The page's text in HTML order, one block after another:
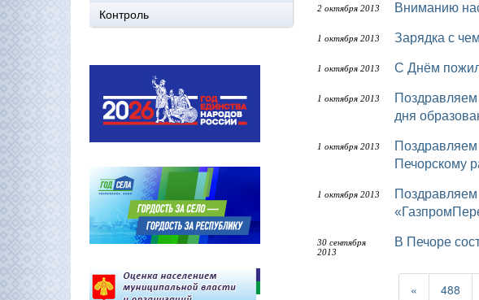
Контроль
2 октября 2013 Вниманию
1 октября 2013 Зарядка с
1 октября 2013 С Днём
1 октября 2013
Поздравляем коллектив МДОУ «Детский сад» п. Луговой и родителей воспитанников с 50-летием со
дня
1 октября 2013
Поздравляем ветеранов и сотрудников Отдела военного комиссариата РК по г. Печоре и
Печорскому
1 октября 2013
Поздравляем работников Северного ЛПУ магистральных газопроводов Филиала ООО
30 сентября
2013
В Печоре
« 488